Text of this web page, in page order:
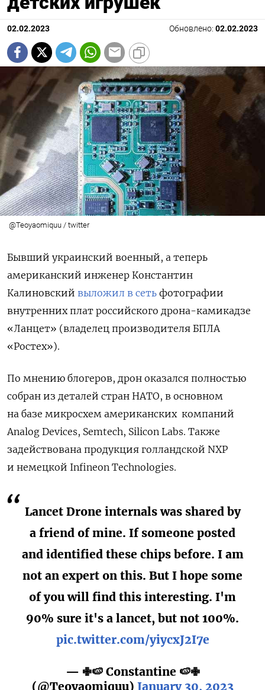
02.02.2023 Обновлено: 02.02.2023
@Teoyaomiquu / twitter
Бывший украинский военный, а теперь
американский инженер Константин
Калиновский выложил в сеть фотографии
внутренних плат российского дрона-камикадзе
«Ланцет» (владелец производителя БПЛА
«Ростех»).
По мнению блогеров, дрон оказался полностью
собран из деталей стран НАТО, в основном
на базе микросхем американских компаний
Analog Devices, Semtech, Silicon Labs. Также
задействована продукция голландской NXP
и немецкой Infineon Technologies.
Lancet Drone internals was shared by
a friend of mine. If someone posted
and identified these chips before. I am
not an expert on this. But I hope some
of you will find this interesting. I'm
90% sure it's a lancet, but not 100%.
pic.twitter.com/yiycxJ2I7e
— ✙🍉 Constantine 🍉✙
(@Teoyaomiquu) January 30, 2023